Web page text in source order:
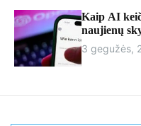
Kaip AI
naujienų
3 gegužės,